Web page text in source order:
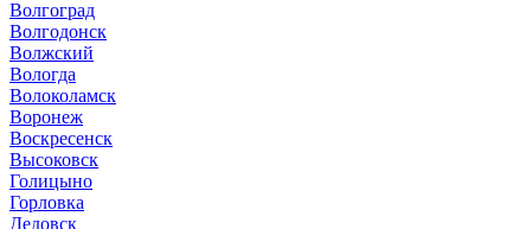
Волгоград
Волгодонск
Волжский
Вологда
Волоколамск
Воронеж
Воскресенск
Высоковск
Голицыно
Горловка
Дедовск